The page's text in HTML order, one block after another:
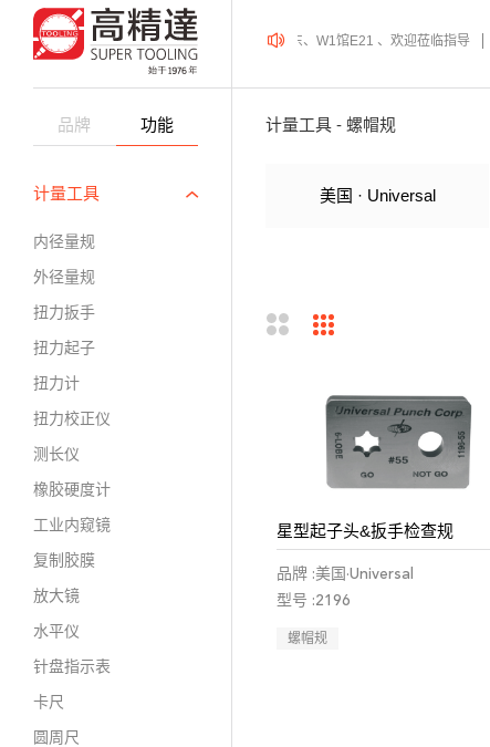
品牌 功能
计量工具
内径量规
外径量规
扭力扳手
扭力起子
扭力计
扭力校正仪
测长仪
橡胶硬度计
工业内窥镜
复制胶膜
放大镜
水平仪
针盘指示表
卡尺
圆周尺
精密加工博览会 、上海新国际博览中心· 浦东、W1馆E21 、欢迎莅临指导
计量工具 - 螺帽规
美国 · Universal
星型起子头&扳手检查规
品牌 :美国·Universal
型号 :2196
螺帽规